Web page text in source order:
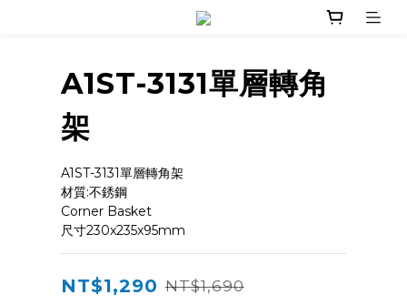
A1ST-3131單層轉角
架
A1ST-3131單層轉角架
材質:不銹鋼
Corner Basket
尺寸230x235x95mm
NT$1,290 NT$1,690